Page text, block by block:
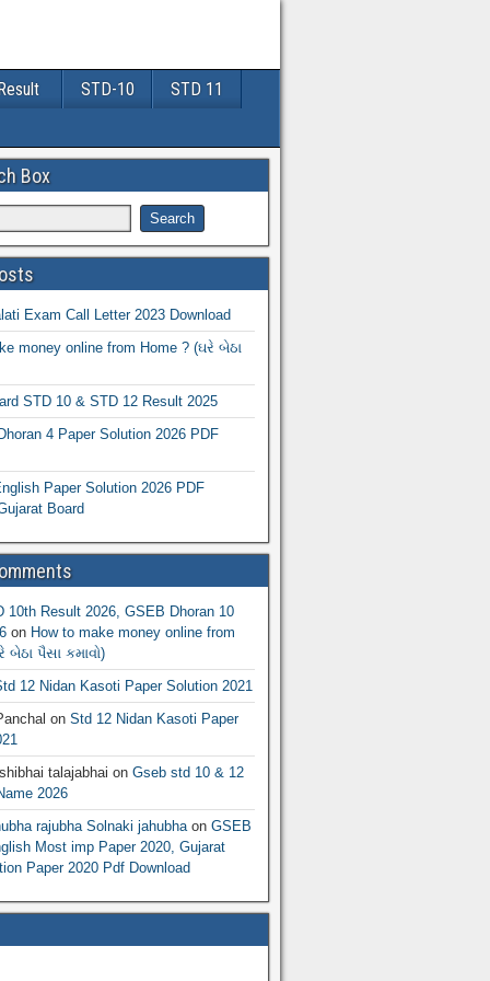
STD-10
STD 11
Box
Exam Call Letter 2023 Download
money online from Home ? (ઘરે બેઠા
STD 10 & STD 12 Result 2025
4 Paper Solution 2026 PDF
Paper Solution 2026 PDF
Board
10th Result 2026, GSEB Dhoran 10
on How to make money online from
બેઠા પૈસા કમાવો)
12 Nidan Kasoti Paper Solution 2021
on Std 12 Nidan Kasoti Paper
talajabhai on Gseb std 10 & 12
2026
rajubha Solnaki jahubhaon GSEB
Most imp Paper 2020, Gujarat
Paper 2020 Pdf Download